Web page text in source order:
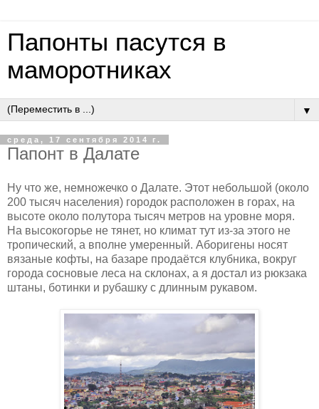
Папонты пасутся в
маморотниках
▼
среда, 17 сентября 2014 г.
Папонт в Далате
Ну что же, немножечко о Далате. Этот небольшой (около
200 тысяч населения) городок расположен в горах, на
высоте около полутора тысяч метров на уровне моря.
На высокогорье не тянет, но климат тут из-за этого не
тропический, а вполне умеренный. Аборигены носят
вязаные кофты, на базаре продаётся клубника, вокруг
города сосновые леса на склонах, а я достал из рюкзака
штаны, ботинки и рубашку с длинным рукавом.